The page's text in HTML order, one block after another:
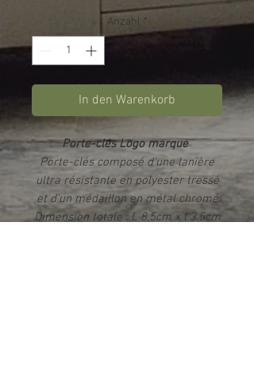
Anzahl *
In den Warenkorb
Porte-clés Logo marque
Porte-clés composé d'une lanière
ultra résistante en polyester tressé
et d'un médaillon en métal chromé
Dimension totale : L 8,5cm x l 3,5cm